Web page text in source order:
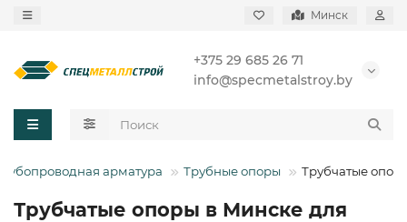
Минск
+375 29 685 26 71
info@specmetalstroy.by
арматура Трубные опоры Трубчатые
Трубчатые опоры в Минске для